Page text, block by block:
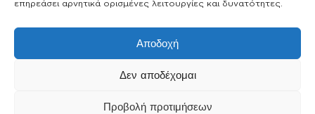
επηρεάσει αρνητικά ορισμένες λειτουργίες και δυνατότητες.
Αποδοχή
Δεν αποδέχομαι
Προβολή προτιμήσεων
Ασφαλείς πληρωμές
Developed by gwd.gr 2026®.